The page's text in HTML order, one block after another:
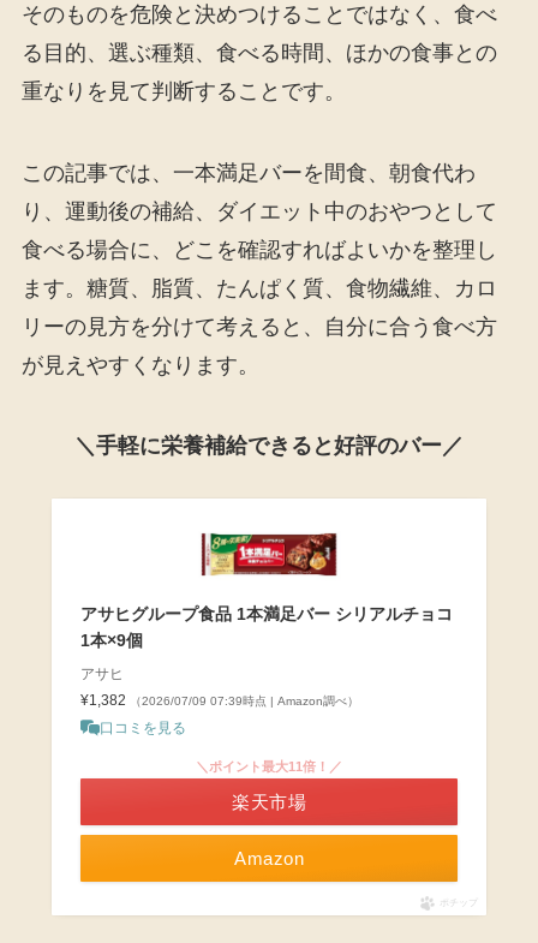
そのものを危険と決めつけることではなく、食べ
る目的、選ぶ種類、食べる時間、ほかの食事との
重なりを見て判断することです。
この記事では、一本満足バーを間食、朝食代わ
り、運動後の補給、ダイエット中のおやつとして
食べる場合に、どこを確認すればよいかを整理し
ます。糖質、脂質、たんぱく質、食物繊維、カロ
リーの見方を分けて考えると、自分に合う食べ方
が見えやすくなります。
＼手軽に栄養補給できると好評のバー／
アサヒグループ食品 1本満足バー シリアルチョコ
1本×9個
アサヒ
¥1,382
（2026/07/09 07:39時点 | Amazon調べ）
口コミを見る
Amazon
＼ポイント最大11倍！／
楽天市場
ポチップ